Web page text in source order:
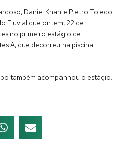
Daniel Khan e Pietro Toledo
Fluvial que ontem, 22 de
no primeiro estágio de
A, que decorreu na piscina
também acompanhou o estágio.